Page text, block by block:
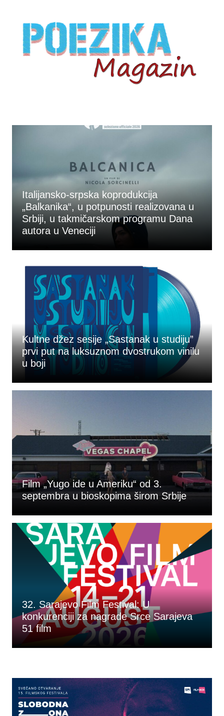
content
Italijansko-srpska koprodukcija
„Balkanika“, u potpunosti realizovana u
Srbiji, u takmičarskom programu Dana
autora u Veneciji
Kultne džez sesije „Sastanak u studiju”
prvi put na luksuznom dvostrukom vinilu
u boji
Film „Yugo ide u Ameriku“ od 3.
septembra u bioskopima širom Srbije
32. Sarajevo Film Festival: U
konkurenciji za nagrade Srce Sarajeva
51 film